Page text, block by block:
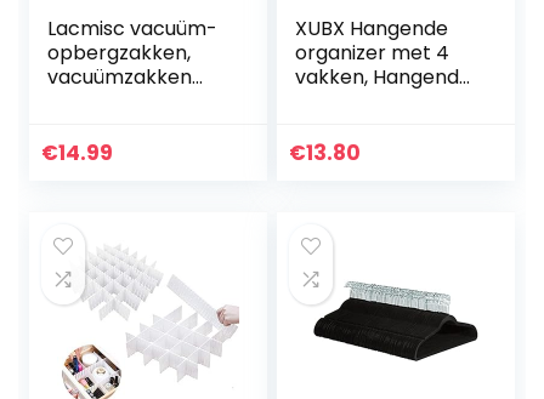
Lacmisc vacuüm-
opbergzakken,
vacuümzakken
vacuümzakken
€14.99
XUBX Hangende
organizer met 4
vakken, Hangende
Opbergplanken,
€13.80